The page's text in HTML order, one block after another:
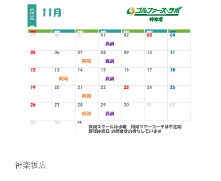
神楽坂店